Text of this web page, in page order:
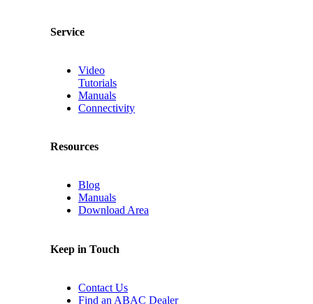
Service
Video
Tutorials
Manuals
Connectivity
Resources
Blog
Manuals
Download Area
Keep in Touch
Contact Us
Find an ABAC Dealer